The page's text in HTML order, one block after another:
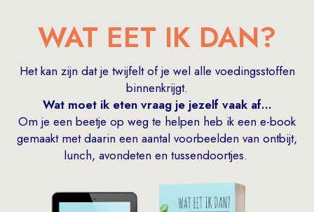
WAT EET IK DAN?
Het kan zijn dat je twijfelt of je wel alle voedingsstoffen
binnenkrijgt.
Wat moet ik eten vraag je jezelf vaak af...
Om je een beetje op weg te helpen heb ik een e-book
gemaakt met daarin een aantal voorbeelden van ontbijt,
lunch, avondeten en tussendoortjes.